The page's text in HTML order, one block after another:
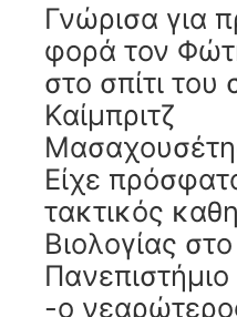
Γνώρισα για
φορά τον
στο σπίτι του
Καίμπριτζ
Είχε
τακτικός
Βιολογίας στο
-ο